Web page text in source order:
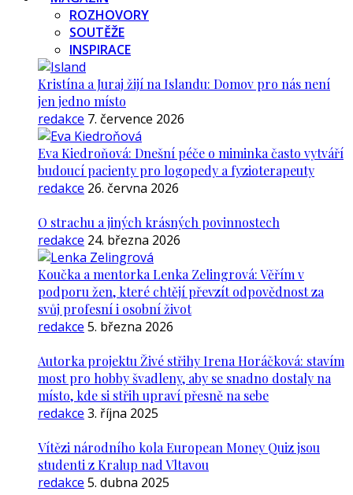
ROZHOVORY
SOUTĚŽE
INSPIRACE
Kristína a Juraj žijí na Islandu: Domov pro nás není
jen jedno místo
redakce 7. července 2026
Eva Kiedroňová: Dnešní péče o miminka často vytváří
budoucí pacienty pro logopedy a fyzioterapeuty
redakce 26. června 2026
O strachu a jiných krásných povinnostech
redakce 24. března 2026
Koučka a mentorka Lenka Zelingrová: Věřím v
podporu žen, které chtějí převzít odpovědnost za
svůj profesní i osobní život
redakce 5. března 2026
Autorka projektu Živé střihy Irena Horáčková: stavím
most pro hobby švadleny, aby se snadno dostaly na
místo, kde si střih upraví přesně na sebe
redakce 3. října 2025
Vítězi národního kola European Money Quiz jsou
studenti z Kralup nad Vltavou
redakce 5. dubna 2025